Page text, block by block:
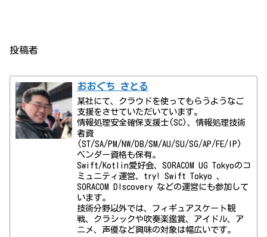
投稿者
おおぐち さとる
某社にて、クラウドを使ってもらうようなご
支援をさせていただいています。
情報処理安全確保支援士(SC)、情報処理技術
者資
(ST/SA/PM/NW/DB/SM/AU/SU/SG/AP/FE/IP)
ベンダー資格も保有。
Swift/Kotlin愛好会、SORACOM UG Tokyoのコ
ミュニティ運営、try! Swift Tokyo 、
SORACOM DIscovery などの運営にも参加して
います。
技術分野以外では、フィギュアスケート観
戦、クラシックや吹奏楽鑑賞、アイドル、ア
ニメ、声優など興味の対象は幅広いです。